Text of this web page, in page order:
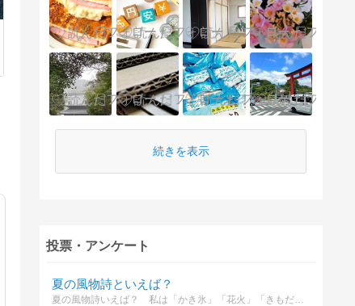
続きを表示
投票・アンケート
夏の風物詩といえば？
夏の風物詩いえば？ 私は「かき氷」「花火」「きもだめし」といったところです (^_^)v